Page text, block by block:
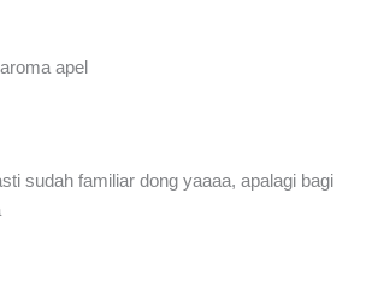
sudah familiar dong yaaaa, apalagi bagi